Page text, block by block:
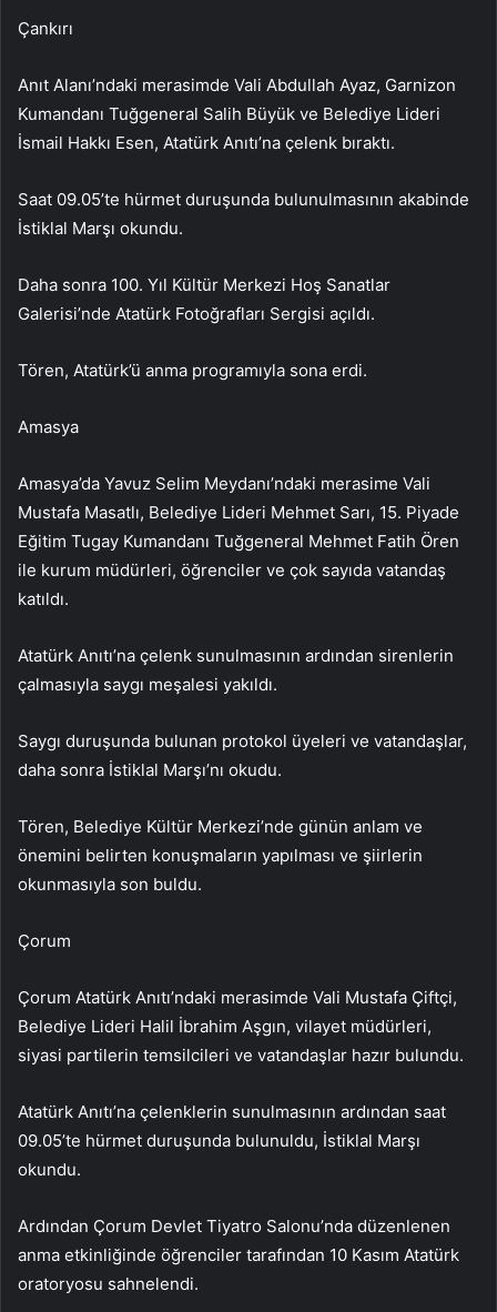
Çankırı
Anıt Alanı’ndaki merasimde Vali Abdullah Ayaz, Garnizon
Kumandanı Tuğgeneral Salih Büyük ve Belediye Lideri
İsmail Hakkı Esen, Atatürk Anıtı’na çelenk bıraktı.
Saat 09.05’te hürmet duruşunda bulunulmasının akabinde
İstiklal Marşı okundu.
Daha sonra 100. Yıl Kültür Merkezi Hoş Sanatlar
Galerisi’nde Atatürk Fotoğrafları Sergisi açıldı.
Tören, Atatürk’ü anma programıyla sona erdi.
Amasya
Amasya’da Yavuz Selim Meydanı’ndaki merasime Vali
Mustafa Masatlı, Belediye Lideri Mehmet Sarı, 15. Piyade
Eğitim Tugay Kumandanı Tuğgeneral Mehmet Fatih Ören
ile kurum müdürleri, öğrenciler ve çok sayıda vatandaş
katıldı.
Atatürk Anıtı’na çelenk sunulmasının ardından sirenlerin
çalmasıyla saygı meşalesi yakıldı.
Saygı duruşunda bulunan protokol üyeleri ve vatandaşlar,
daha sonra İstiklal Marşı’nı okudu.
Tören, Belediye Kültür Merkezi’nde günün anlam ve
önemini belirten konuşmaların yapılması ve şiirlerin
okunmasıyla son buldu.
Çorum
Çorum Atatürk Anıtı’ndaki merasimde Vali Mustafa Çiftçi,
Belediye Lideri Halil İbrahim Aşgın, vilayet müdürleri,
siyasi partilerin temsilcileri ve vatandaşlar hazır bulundu.
Atatürk Anıtı’na çelenklerin sunulmasının ardından saat
09.05’te hürmet duruşunda bulunuldu, İstiklal Marşı
okundu.
Ardından Çorum Devlet Tiyatro Salonu’nda düzenlenen
anma etkinliğinde öğrenciler tarafından 10 Kasım Atatürk
oratoryosu sahnelendi.